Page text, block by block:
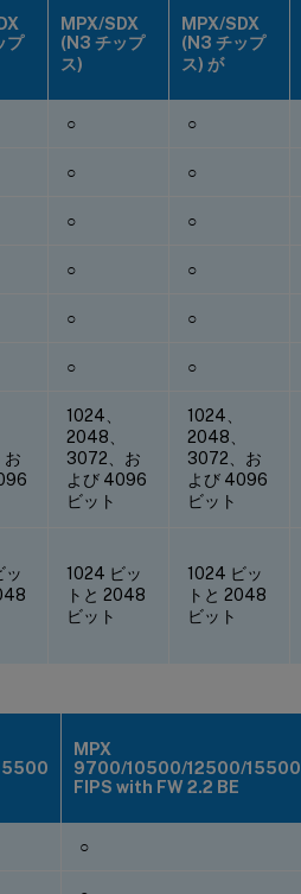
プ
MPX/SDX
(N3 チップ
ス)
MPX/SDX
(N3 チップ
ス) が
○ ○
○ ○
○ ○
○ ○
○ ○
○ ○
1024、
2048、
3072、お
よび 4096
ビット
1024、
2048、
3072、お
よび 4096
ビット
ッ
1024 ビッ
トと 2048
ビット
1024 ビッ
トと 2048
ビット
MPX
9700/10500/12500/15500
FIPS with FW 2.2 BE
○